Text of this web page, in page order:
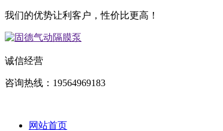
我们的优势让利客户，性价比更高！
诚信经营
咨询热线：19564969183
网站首页